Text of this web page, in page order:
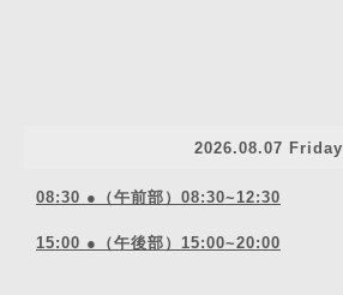
2026.08.07 Friday
08:30 ●（午前部）08:30~12:30
15:00 ●（午後部）15:00~20:00